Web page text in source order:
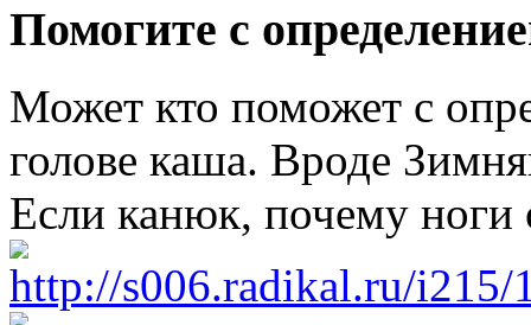
Помогите с
Может кто поможет с
голове каша. Вроде
Если канюк, почему ноги